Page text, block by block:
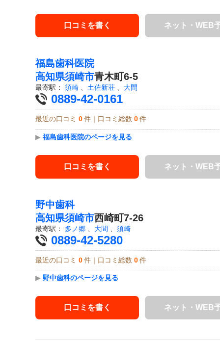
口コミを書く ネット・WEB
福島歯科医院
高知県須崎市青木町6-5
最寄駅： 須崎 土佐新荘 大間
0889-42-0161
最近の口コミ 0 件｜口コミ総数 0 件
▶ 福島歯科医院のページを見る
口コミを書く ネット・WEB
野中歯科
高知県須崎市西崎町7-26
最寄駅： 多ノ郷 大間 須崎
0889-42-5280
最近の口コミ 0 件｜口コミ総数 0 件
▶ 野中歯科のページを見る
口コミを書く ネット・WEB